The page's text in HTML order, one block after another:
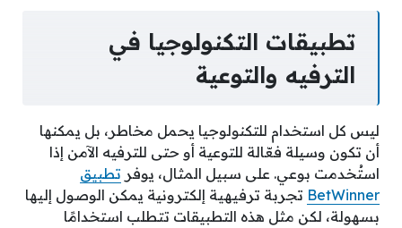
تطبيقات التكنولوجيا في
الترفيه والتوعية
ليس كل استخدام للتكنولوجيا يحمل مخاطر، بل يمكنها
أن تكون وسيلة فعّالة للتوعية أو حتى للترفيه الآمن إذا
استُخدمت بوعي. على سبيل المثال، يوفر تطبيق
BetWinner تجربة ترفيهية إلكترونية يمكن الوصول إليها
بسهولة، لكن مثل هذه التطبيقات تتطلب استخدامًا